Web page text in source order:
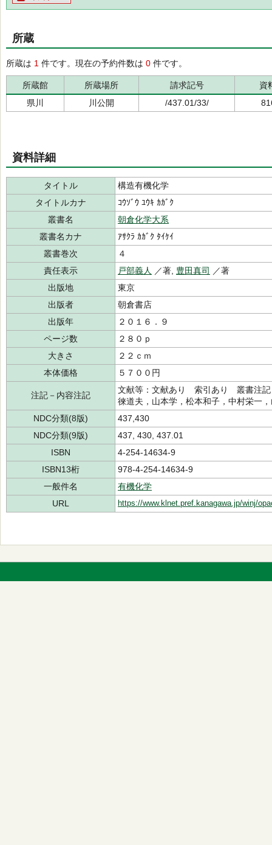
所蔵
所蔵は 1 件です。現在の予約件数は 0 件です。
所蔵館 所蔵場所 請求記号
資
県川
川公開 /437.01/33/
資料詳細
タイトル
構造有機化学
タイトルカナ
ｺｳｿﾞｳ ﾕｳｷ ｶｶﾞｸ
叢書名
朝倉化学大系
叢書名カナ
ｱｻｸﾗ ｶｶﾞｸ ﾀｲｹｲ
叢書巻次
４
責任表示
戸部義人 ／著, 豊田真司
／著
出版地
東京
出版者
朝倉書店
出版年
２０１６．９
ページ数
２８０ｐ
大きさ
２２ｃｍ
本体価格
５７００円
注記－内容注記
文献等：文献あり 索引あり 叢書注記
徠道夫，山本学，松本和子，中村栄一
NDC分類(8版)
437,430
NDC分類(9版)
437, 430, 437.01
ISBN
4-254-14634-9
ISBN13桁
978-4-254-14634-9
一般件名
有機化学
URL
https://www.klnet.pref.kanagawa.jp/winj/